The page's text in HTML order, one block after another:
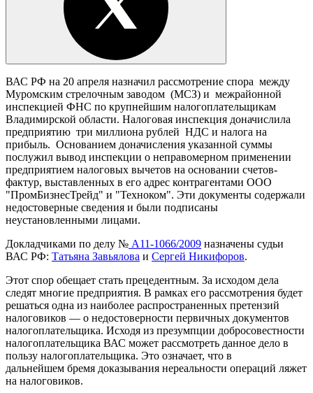
ВАС РФ на 20 апреля назначил рассмотрение спора между
Муромским стрелочным заводом (МСЗ) и межрайонной
инспекцией ФНС по крупнейшим налогоплательщикам
Владимирской области. Налоговая инспекция доначислила
предприятию три миллиона рублей НДС и налога на
прибыль. Основанием доначисления указанной суммы
послужил вывод инспекции о неправомерном применении
предприятием налоговых вычетов на основании счетов-
фактур, выставленных в его адрес контрагентами ООО
"ПромБизнесТрейд" и "Техноком". Эти документы содержали
недостоверные сведения и были подписаны
неустановленными лицами.
Докладчиками по делу № А11-1066/2009 назначены судьи
ВАС РФ: Татьяна Завьялова и Сергей Никифоров.
Этот спор обещает стать прецедентным. За исходом дела
следят многие предприятия. В рамках его рассмотрения будет
решаться одна из наиболее распространенных претензий
налоговиков — о недостоверности первичных документов
налогоплательщика. Исходя из презумпции добросовестности
налогоплательщика ВАС может рассмотреть данное дело в
пользу налогоплательщика. Это означает, что в
дальнейшем бремя доказывания нереальности операций ляжет
на налоговиков.